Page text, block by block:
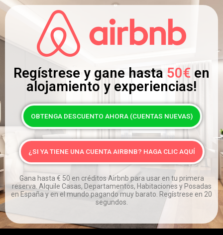
Regístrese y gane hasta 50€ en
alojamiento y experiencias!
OBTENGA DESCUENTO AHORA (CUENTAS NUEVAS)
¿SI YA TIENE UNA CUENTA AIRBNB? HAGA CLIC AQUÍ
Gana hasta € 50 en créditos Airbnb para usar en tu primera
reserva. Alquile Casas, Departamentos, Habitaciones y Posadas
en España y en el mundo pagando muy barato. Regístrese en 20
segundos.